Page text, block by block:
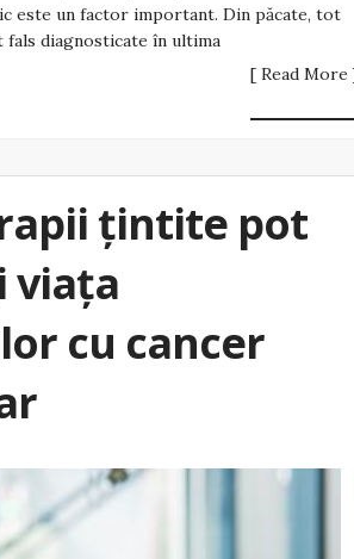
este un factor important. Din păcate, tot
fals diagnosticate în ultima
[ Read More
țintite pot
viața
cu cancer